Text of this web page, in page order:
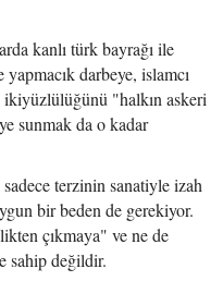
kanlı türk bayrağı ile
darbeye, islamcı
ikiyüzlülüğünü "halkın askeri
sunmak da o kadar
terzinin sanatiyle izah
bir beden de gerekiyor.
çıkmaya" ve ne de
sahip değildir.